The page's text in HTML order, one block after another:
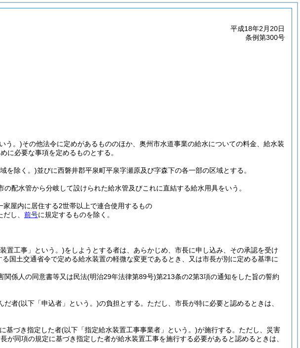
平成18年2月20日
条例第300号
う。)その他法令に定めがあるもののほか、奥州市水道事業の給水についての料金、給水装
に必要な事項を定めるものとする。
を除く。)並びに西磐井郡平泉町平泉字瀬原及び字森下の各一部の区域とする。
配水管から分岐して設けられた給水管及びこれに直結する給水用具をいう。
屋内に居住する2世帯以上で連合使用するもの
だし、 前号に規定するものを除く。
置工事」という。)をしようとする者は、あらかじめ、市長に申し込み、その承認を受け
国土交通省令で定める給水装置の軽微な変更であるとき、又は市長が別に定める基準に
関係人の同意書等又は民法(明治29年法律第89号)第213条の2第3項の通知をした旨の誓約
だ者(以下「申込者」という。)の負担とする。 ただし、市長が特に必要と認めるときは、
基づき指定した者(以下「指定給水装置工事事業者」という。)が施行する。 ただし、災害
同項の規定に基づき指定した者が給水装置工事を施行する必要があると認めるときは、